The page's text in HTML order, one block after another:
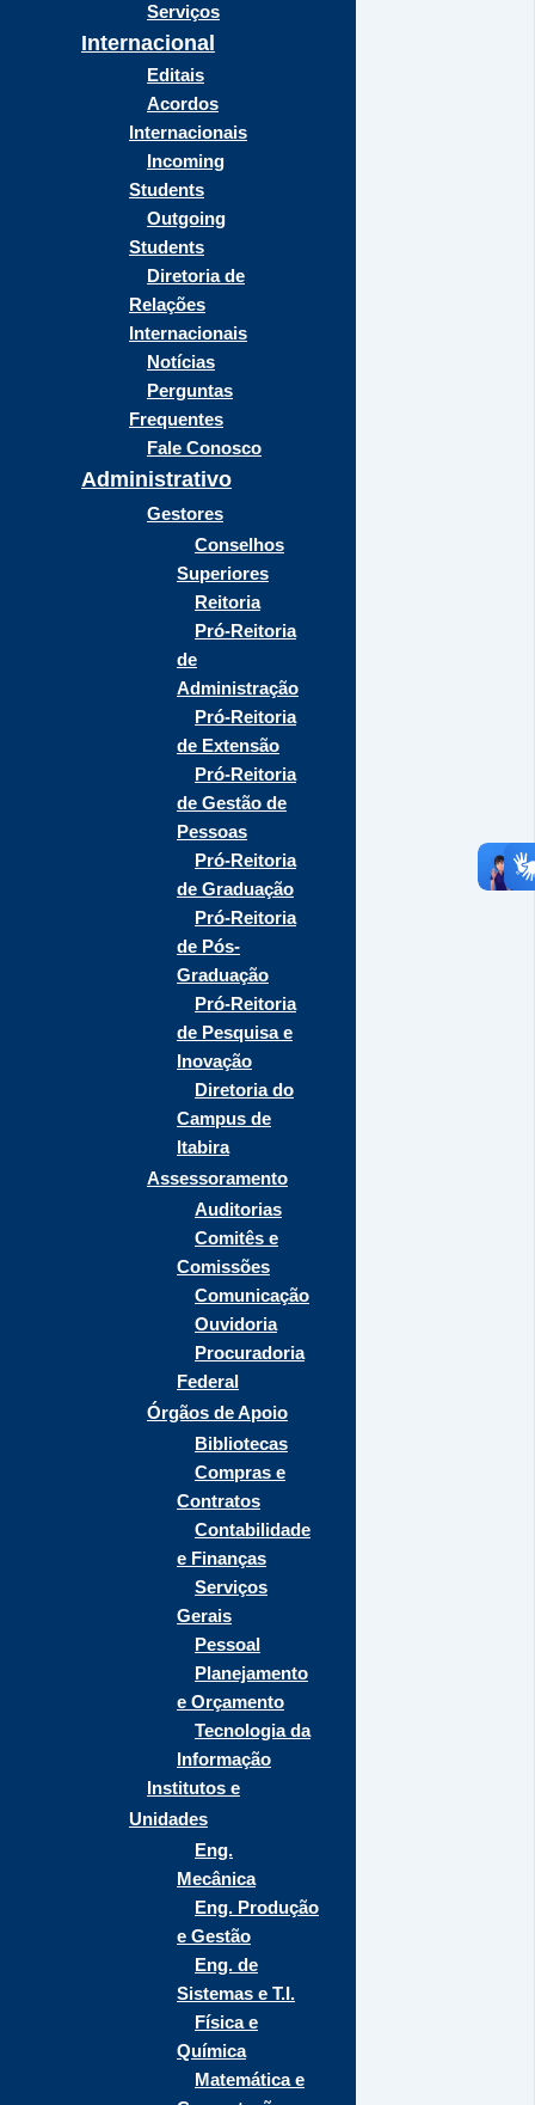
Serviços
Internacional
Editais
Acordos
Internacionais
Incoming
Students
Outgoing
Students
Diretoria de
Relações
Internacionais
Notícias
Perguntas
Frequentes
Fale Conosco
Administrativo
Gestores
Conselhos
Superiores
Reitoria
Pró-Reitoria
de
Administração
Pró-Reitoria
de Extensão
Pró-Reitoria
de Gestão de
Pessoas
Pró-Reitoria
de Graduação
Pró-Reitoria
de Pós-
Graduação
Pró-Reitoria
de Pesquisa e
Inovação
Diretoria do
Campus de
Itabira
Assessoramento
Auditorias
Comitês e
Comissões
Comunicação
Ouvidoria
Procuradoria
Federal
Órgãos de Apoio
Bibliotecas
Compras e
Contratos
Contabilidade
e Finanças
Serviços
Gerais
Pessoal
Planejamento
e Orçamento
Tecnologia da
Informação
Institutos e
Unidades
Eng.
Mecânica
Eng. Produção
e Gestão
Eng. de
Sistemas e T.I.
Física e
Química
Matemática e